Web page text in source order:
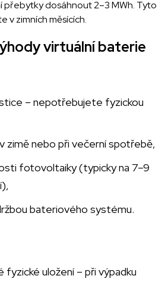
přebytky dosáhnout 2–3 MWh. Tyto
v zimních měsících.
virtuální baterie
– nepotřebujete fyzickou
zimě nebo při večerní spotřebě,
fotovoltaiky (typicky na 7–9
bateriového systému.
uložení – při výpadku